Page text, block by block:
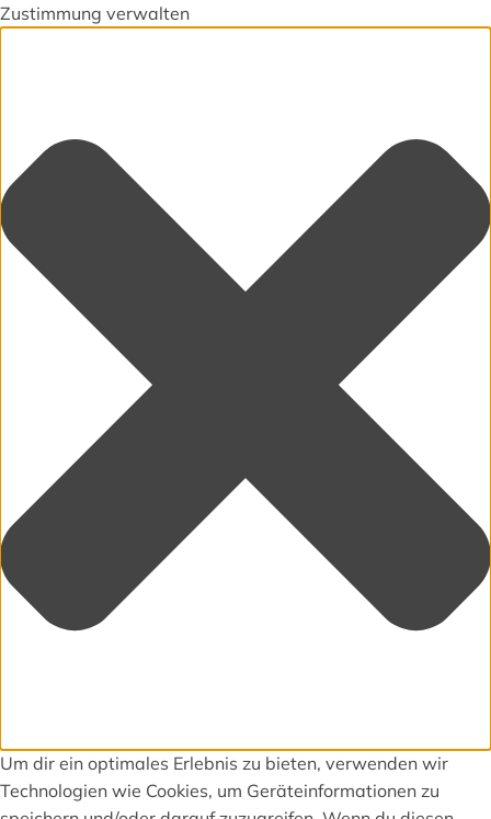
Zustimmung verwalten
Um dir ein optimales Erlebnis zu bieten, verwenden wir
Technologien wie Cookies, um Geräteinformationen zu